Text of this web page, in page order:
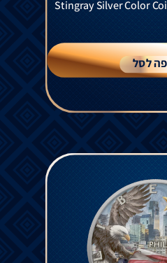
Stingray Silver Color
לסל